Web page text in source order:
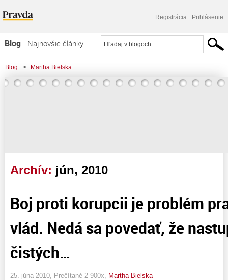
Registrácia Prihlásenie
Blog
Najnovšie články
Najčítanejšie články
Najkomentovanejšie články
Blog > Martha Bielska
Archív: jún, 2010
Boj proti korupcii je problém
vlád. Nedá sa povedať, že
čistých…
25. júna 2010, Prečítané 2 900x, Martha Bielska